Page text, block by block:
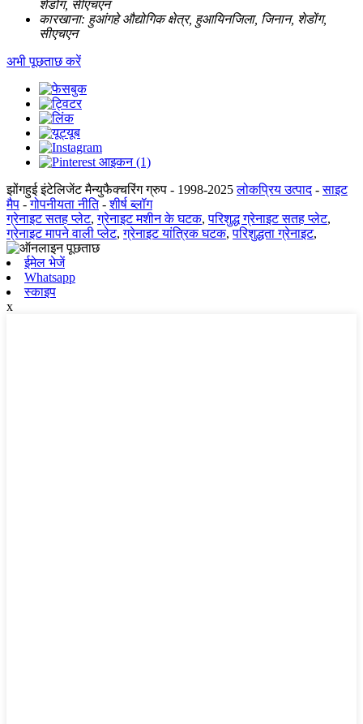
शेडोंग, सीएचएन
कारखाना: हुआंगहे औद्योगिक क्षेत्र, हुआयिनजिला, जिनान, शेडोंग,
सीएचएन
अभी पूछताछ करें
झोंगहुई इंटेलिजेंट मैन्युफैक्चरिंग ग्रुप - 1998-2025 लोकप्रिय उत्पाद-साइट
मैप -गोपनीयता नीति-शीर्ष ब्लॉग
ग्रेनाइट सतह प्लेट,ग्रेनाइट मशीन के घटक,परिशुद्ध ग्रेनाइट सतह प्लेट,
ग्रेनाइट मापने वाली प्लेट,ग्रेनाइट यांत्रिक घटक,परिशुद्धता ग्रेनाइट,
ईमेल भेजें
Whatsapp
स्काइप
x